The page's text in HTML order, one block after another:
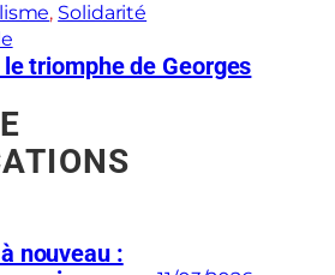
, Solidarité
triomphe de Georges
nouveau :